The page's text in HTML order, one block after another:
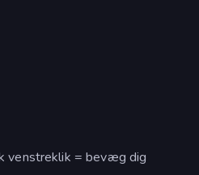
= bevæg dig